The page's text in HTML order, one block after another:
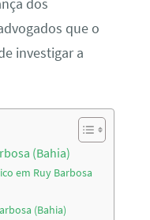
dos
que o
investigar a
(Bahia)
em Ruy Barbosa
(Bahia)